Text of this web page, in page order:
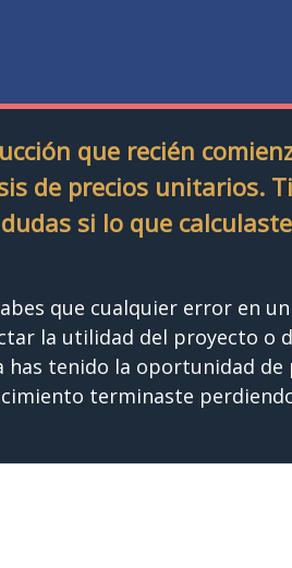
que recién
de precios unitarios.
si lo que
que cualquier error en
la utilidad del proyecto o
has tenido la oportunidad
terminaste